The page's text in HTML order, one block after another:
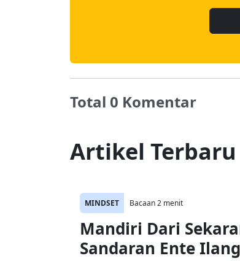
Total 0 Komentar
Artikel Terbaru
MINDSET Bacaan 2 menit
Mandiri Dari
Sandaran Ente Ilang